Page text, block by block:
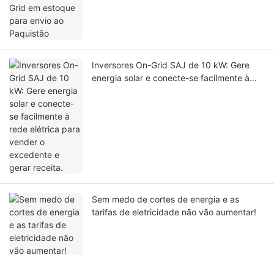
Inversores On-Grid SAJ de 10 kW: Gere
energia solar e conecte-se facilmente à
Sem medo de cortes de energia e as
tarifas de eletricidade não vão aumentar!